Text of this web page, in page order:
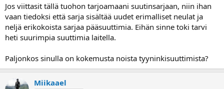
Jos viittasit tällä tuohon tarjoamaani suutinsarjaan, niin ihan
vaan tiedoksi että sarja sisältää uudet erimalliset neulat ja
neljä erikokoista sarjaa pääsuuttimia. Eihän sinne toki tarvi
heti suurimpia suuttimia laitella.
Paljonkos sinulla on kokemusta noista tyyninkisuuttimista?
Miikaael